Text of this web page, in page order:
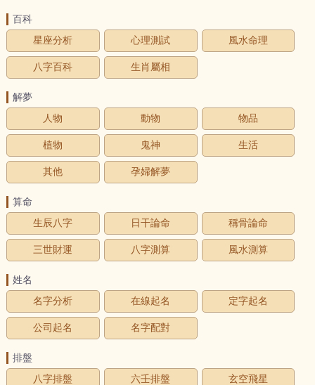
百科
星座分析
心理測試 風水命理
八字百科 生肖屬相
解夢
人物
動物 物品
植物 鬼神 生活
其他 孕婦解夢
算命
生辰八字
日干論命 稱骨論命
三世財運 八字測算 風水測算
姓名
名字分析
在線起名 定字起名
公司起名 名字配對
排盤
八字排盤
六壬排盤 玄空飛星